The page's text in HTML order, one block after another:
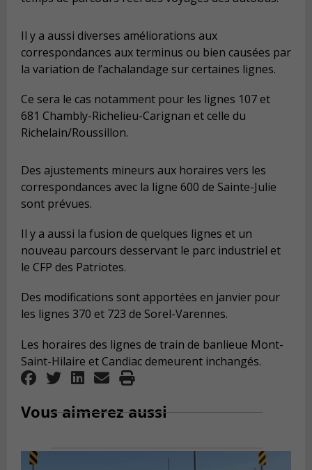
Il y a aussi diverses améliorations aux
correspondances aux terminus ou bien causées par
la variation de l’achalandage sur certaines lignes.
Ce sera le cas notamment pour les lignes 107 et
681 Chambly-Richelieu-Carignan et celle du
Richelain/Roussillon.
Des ajustements mineurs aux horaires vers les
correspondances avec la ligne 600 de Sainte-Julie
sont prévues.
Il y a aussi la fusion de quelques lignes et un
nouveau parcours desservant le parc industriel et
le CFP des Patriotes.
Des modifications sont apportées en janvier pour
les lignes 370 et 723 de Sorel-Varennes.
Les horaires des lignes de train de banlieue Mont-
Saint-Hilaire et Candiac demeurent inchangés.
Vous aimerez aussi